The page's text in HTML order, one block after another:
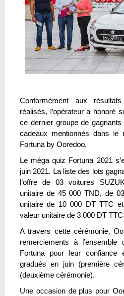
Conformément aux
réalisés, l’opérateur a honoré
ce dernier groupe de
cadeaux mentionnés dans le
Fortuna by Ooredoo.
Le méga quiz Fortuna 2021
juin 2021. La liste des lots
l’offre de 03 voitures
unitaire de 45 000 TND, de
unitaire de 10 000 DT TTC
valeur unitaire de 3 000 DT TTC.
A travers cette cérémonie,
remerciements à
Fortuna pour leur confiance
gradués en juin (première
(deuxième cérémonie).
Une occasion de plus pour